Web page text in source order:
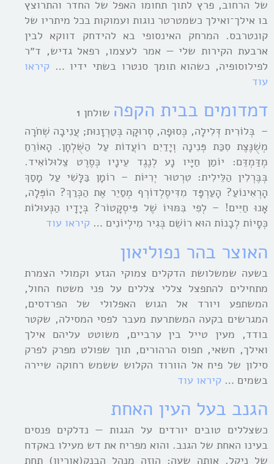
של הרחוב, פרץ לתוך תחומו האפל של החדר והתרוצץ
בו אילך־ואילך כשמטרטר נוגות ועמוקות בכל מיתריו של
קונטרבס. המרחק האינסופי בא להידחק דווקא לבין
ארבעת הקירות שלי — אמר לעצמו, רפאל גדיש, ד״ר
לפילוסופיה, כשהוא תומך סנטרו בשתי ידיו … קיראו
עוד
דמדומים בבית הקפה שולחן 1
– בְּלוֹרִית דְּלִילָה, כְּסוּפָה, סְרוּקָה בְּטַרְזָנוּת; עֲנִיבָה שְׁחֹרָה
מְשֻׁנֶּצֶת סִכַּת פְּנִינָה וְיָדַיִם רוֹעֲדוֹת עַל הַשֻּׁלְחָן. הָאוֹרֵחַ
מְדַּמְדֵּם: יוֹמַן חַיָּיו נָע לְנֶגֶד עֵינָיו כְּסֶרֶט צֵלוּלוֹאִיד.
בְּבֶּרְלִין הַלֵּילִית: טִרְטוּר יְרִיּוֹת – רוֹמָן בַּלָּשִׁי עַל מָסַךְ
הָרְאִינוֹעַ? הָעַרְפָּד מִדִּיסֶלְדוֹרְף מְסַיֵר אֶת הַכְּרַךְ? הוֹפְּלָה,
אָנוּ חַיִּים! – לְפִי בִּמּוּיוֹ שֶׁל פִּיסְקָטוֹר? בְּיָדָיו הַנְּעוּלוֹת
כְּסָיוֹת לְבָנוֹת הוּא רוֹשֵׁם בְּגִיר מִילְיוֹנִים … קיראו עוד
האוצר בהר נפוליאון
בשעה שמשלושת הדקלים צמוקי הגזע וקמולי הצמרת
מתחילים להתפצל צללי צללים על פני משטח החול,
המשתפע ויורד אל הגוש האפלולי של הפרדסים,
המגרשים בקעה המשתרעת מעבר לפסי המסילה, שקטר
בודד, מעין טייל בין ערביים, משוטט עליהם אילך
ואילך, חשאי, תפוס הרהורים, תוך שפולט מפרק לפרק
סילון של פיח אל הוורוד הקלוש ששמש רחוקה שיירה
בשמים … קיראו עוד
הגנב בעל העין האחת
כשצללים טובים יורדים על הגגות — נדלקים פנסים
בעינו האחת של הגנב. והוא מפריח את דש מעילו באקדח
של ניקל. אותה שעה: הוזה מנהל הבנק(אוריון) תחת